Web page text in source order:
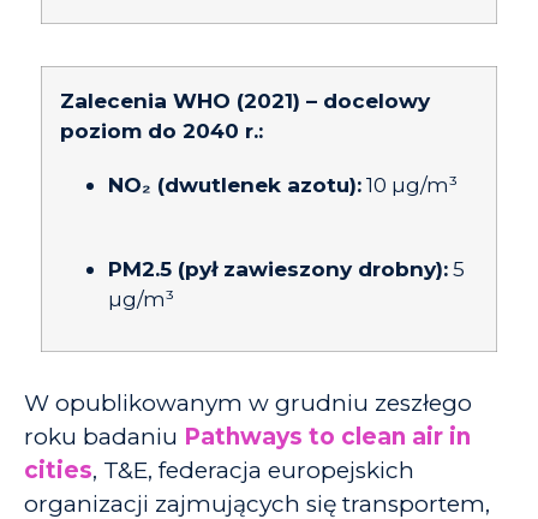
Zalecenia WHO (2021) – docelowy
poziom do 2040 r.:
NO₂ (dwutlenek azotu):10 µg/m³
PM2.5 (pył zawieszony drobny):5
µg/m³
W opublikowanym w grudniu zeszłego
roku badaniu Pathways to clean air in
cities, T&E, federacja europejskich
organizacji zajmujących się transportem,